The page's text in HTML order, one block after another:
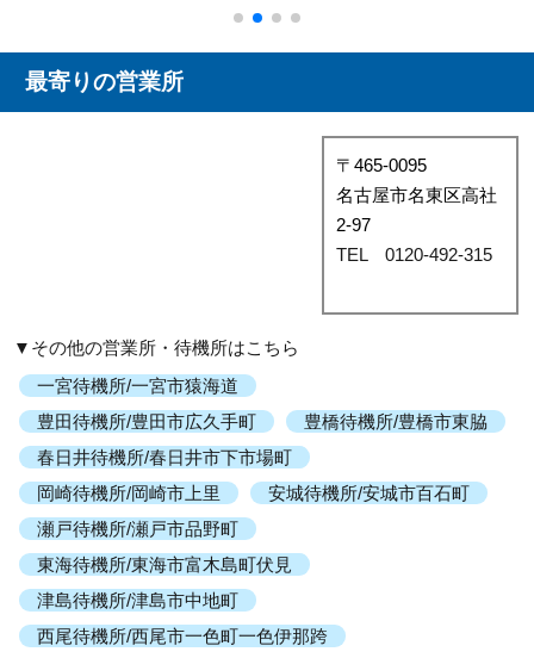
最寄りの営業所
〒465-0095
名古屋市名東区高社
2-97
TEL 0120-492-315
▼その他の営業所・待機所はこちら
一宮待機所/一宮市猿海道
豊田待機所/豊田市広久手町
豊橋待機所/豊橋市東脇
春日井待機所/春日井市下市場町
岡崎待機所/岡崎市上里
安城待機所/安城市百石町
瀬戸待機所/瀬戸市品野町
東海待機所/東海市富木島町伏見
津島待機所/津島市中地町
西尾待機所/西尾市一色町一色伊那跨